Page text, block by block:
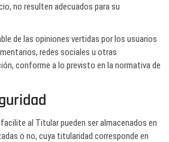
no resulten adecuados para su
de las opiniones vertidas por los usuarios
redes sociales u otras
conforme a lo previsto en la normativa de
al Titular pueden ser almacenados en
o no, cuya titularidad corresponde en